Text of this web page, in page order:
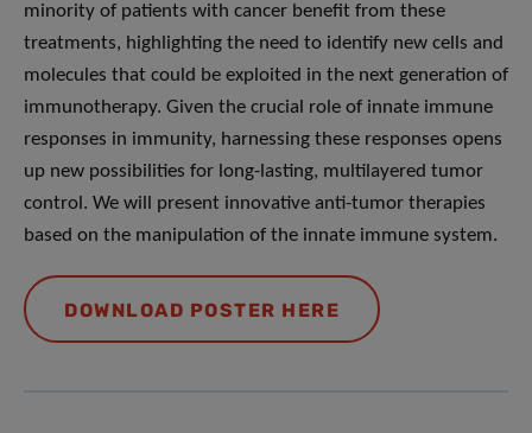
minority of patients with cancer benefit from these
treatments, highlighting the need to identify new cells and
molecules that could be exploited in the next generation of
immunotherapy. Given the crucial role of innate immune
responses in immunity, harnessing these responses opens
up new possibilities for long-lasting, multilayered tumor
control. We will present innovative anti-tumor therapies
based on the manipulation of the innate immune system.
DOWNLOAD POSTER HERE